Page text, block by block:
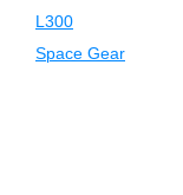
L300
Space Gear